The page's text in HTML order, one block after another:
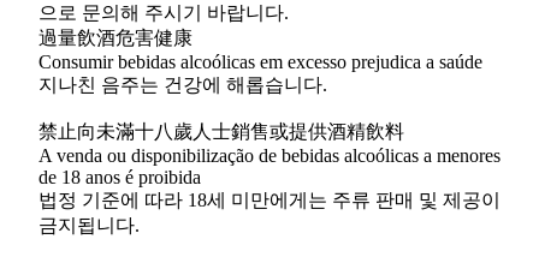
으로 문의해 주시기 바랍니다.
過量飲酒危害健康
Consumir bebidas alcoólicas em excesso prejudica a saúde
지나친 음주는 건강에 해롭습니다.
禁止向未滿十八歲人士銷售或提供酒精飲料
A venda ou disponibilização de bebidas alcoólicas a menores
de 18 anos é proibida
법정 기준에 따라 18세 미만에게는 주류 판매 및 제공이
금지됩니다.